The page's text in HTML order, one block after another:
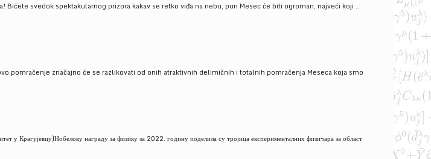
svedok spektakularnog prizora kakav se retko viđa na nebu, pun Mesec će biti ogroman, najveći koji ...
pomračenje značajno će se razlikovati od onih atraktivnih delimičnih i totalnih pomračenja Meseca koja smo
Крагујевцу)Нобелову награду за физику за 2022. годину поделила су тројица експерименталних физичара за област